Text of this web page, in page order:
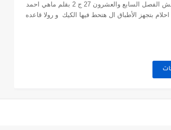
رواية الجميله والوحش الفصل السابع والعشرون 27 ج 2 بقلم ماهي احمد
بتجهز الأطباق ال هتحط فيها الكيك و رولا قاعده